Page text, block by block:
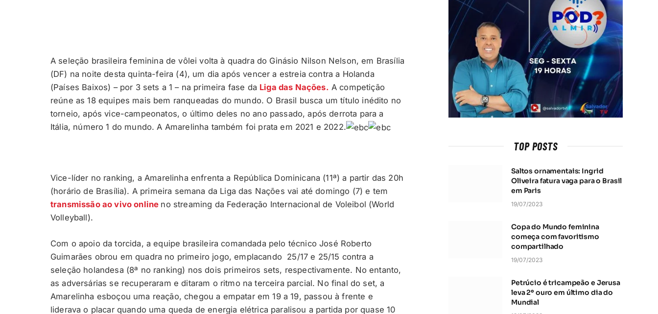
A seleção brasileira feminina de vôlei volta à quadra do Ginásio Nilson Nelson, em Brasília
(DF) na noite desta quinta-feira (4), um dia após vencer a estreia contra a Holanda
(Países Baixos) – por 3 sets a 1 – na primeira fase da Liga das Nações. A competição
reúne as 18 equipes mais bem ranqueadas do mundo. O Brasil busca um título inédito no
torneio, após vice-campeonatos, o último deles no ano passado, após derrota para a
Itália, número 1 do mundo. A Amarelinha também foi prata em 2021 e 2022.
Vice-líder no ranking, a Amarelinha enfrenta a República Dominicana (11ª) a partir das 20h
(horário de Brasília). A primeira semana da Liga das Nações vai até domingo (7) e tem
transmissão ao vivo online no streaming da Federação Internacional de Voleibol (World
Volleyball).
Com o apoio da torcida, a equipe brasileira comandada pelo técnico José Roberto
Guimarães obrou em quadra no primeiro jogo, emplacando 25/17 e 25/15 contra a
seleção holandesa (8ª no ranking) nos dois primeiros sets, respectivamente. No entanto,
as adversárias se recuperaram e ditaram o ritmo na terceira parcial. No final do set, a
Amarelinha esboçou uma reação, chegou a empatar em 19 a 19, passou à frente e
liderava o placar quando uma queda de energia elétrica paralisou a partida por quase 10
TOP POSTS
Saltos ornamentais: Ingrid
Oliveira fatura vaga para o Brasil
em Paris
19/07/2023
Copa do Mundo feminina
começa com favoritismo
compartilhado
19/07/2023
Petrúcio é tricampeão e Jerusa
leva 2º ouro em último dia do
Mundial